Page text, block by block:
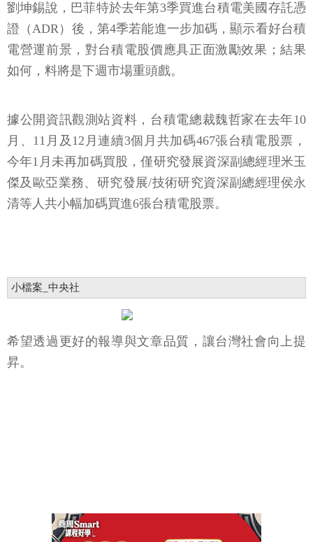
劉坤錫說，巴菲特於去年第3季買進台積電美國存託憑
證（ADR）後，第4季若能進一步加碼，顯示看好台積
電營運前景，對台積電股價應具正面激勵效果；結果
如何，料將是下週市場重頭戲。
據公開資訊觀測站資料，台積電總裁魏哲家在去年10
月、11月及12月連續3個月共加碼467張台積電股票，
今年1月未再加碼買股，僅研究發展資深副總經理米玉
傑及歐亞業務、研究發展/技術研究資深副總經理侯永
清等人共小幅加碼買進6張台積電股票。
小檔案_中央社
希望透過更好的報導與文章品質，讓台灣社會向上提
昇。